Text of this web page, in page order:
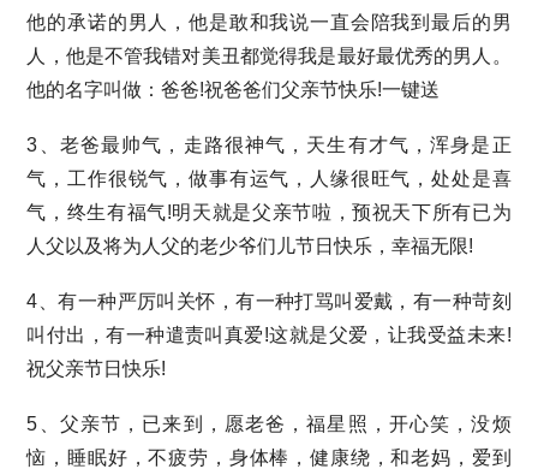
他的承诺的男人，他是敢和我说一直会陪我到最后的男
人，他是不管我错对美丑都觉得我是最好最优秀的男人。
他的名字叫做：爸爸!祝爸爸们父亲节快乐!一键送
3、老爸最帅气，走路很神气，天生有才气，浑身是正
气，工作很锐气，做事有运气，人缘很旺气，处处是喜
气，终生有福气!明天就是父亲节啦，预祝天下所有已为
人父以及将为人父的老少爷们儿节日快乐，幸福无限!
4、有一种严厉叫关怀，有一种打骂叫爱戴，有一种苛刻
叫付出，有一种遣责叫真爱!这就是父爱，让我受益未来!
祝父亲节日快乐!
5、父亲节，已来到，愿老爸，福星照，开心笑，没烦
恼，睡眠好，不疲劳，身体棒，健康绕，和老妈，爱到